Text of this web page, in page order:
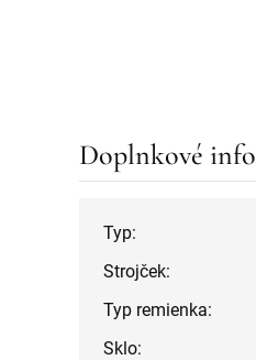
Doplnkové
Typ:
Strojček:
Typ remienka:
Sklo: